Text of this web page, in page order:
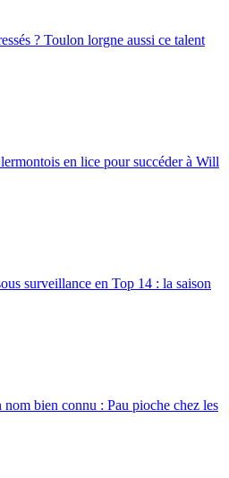
? Toulon lorgne aussi ce talent
en lice pour succéder à Will
surveillance en Top 14 : la saison
bien connu : Pau pioche chez les